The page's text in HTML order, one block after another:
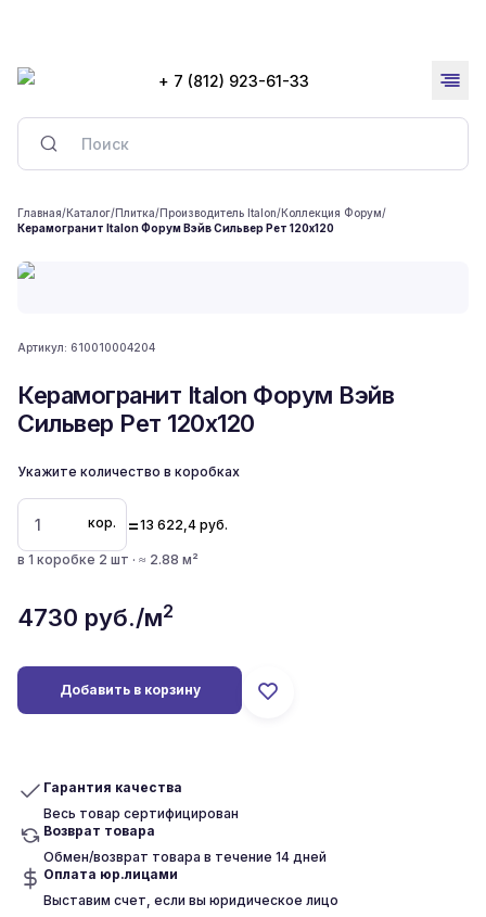
+ 7 (812) 923-61-33
Главная/Каталог/Плитка/Производитель Italon/Коллекция Форум/
Керамогранит Italon Форум Вэйв Сильвер Рет 120x120
Артикул: 610010004204
Керамогранит Italon Форум Вэйв
Сильвер Рет 120x120
Укажите количество в коробках
кор. =13 622,4 руб.
в 1 коробке 2 шт · ≈ 2.88 м²
4730 руб./м2
Добавить в корзину
Гарантия качества
Весь товар сертифицирован
Возврат товара
Обмен/возврат товара в течение 14 дней
Оплата юр.лицами
Выставим счет, если вы юридическое лицо